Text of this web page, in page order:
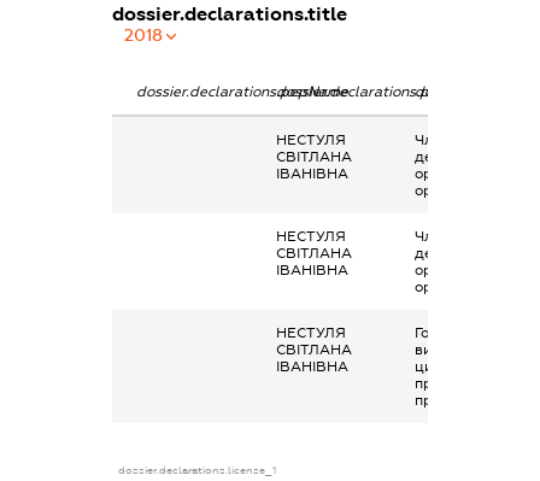
dossier.declarations.title
2018
dossier.declarations.pepNamedossier.declarations.personName
НЕСТУЛЯ
СВІТЛАНА
ІВАНІВНА
Членство
декларування в
організаціях та їх
органах
НЕСТУЛЯ
СВІТЛАНА
ІВАНІВНА
Членство
декларування в
організаціях та їх
органах
НЕСТУЛЯ
СВІТЛАНА
ІВАНІВНА
Гонорари та інші
виплати згідно з
цивільно-
правовим
правочинами
dossier.declarations.license_1